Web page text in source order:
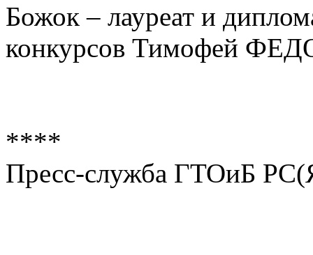
Божок – лауреат и
конкурсов Тимофей
****
Пресс-служба ГТОиБ